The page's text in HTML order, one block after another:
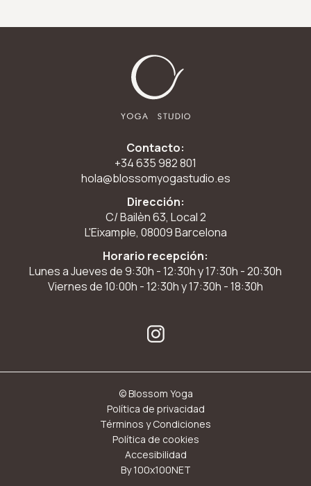
Contacto:
+34 635 982 801
hola@blossomyogastudio.es
Dirección:
C/ Bailèn 63, Local 2
L'Eixample, 08009 Barcelona
Horario recepción:
Lunes a Jueves de 9:30h - 12:30h y 17:30h - 20:30h
Viernes de 10:00h - 12:30h y 17:30h - 18:30h
© Blossom Yoga
Política de privacidad
Términos y Condiciones
Política de cookies
Accesibilidad
By 100x100NET